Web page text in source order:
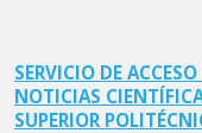
SERVICIO DE
NOTICIAS
SUPERIOR